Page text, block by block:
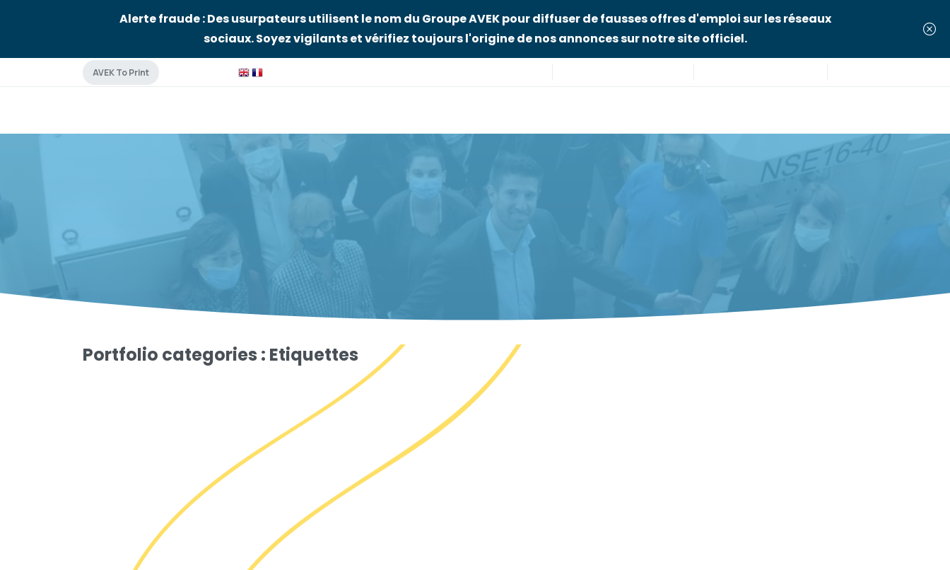
Alerte fraude : Des usurpateurs utilisent le nom du Groupe AVEK pour diffuser de fausses offres d'emploi sur les réseaux
sociaux. Soyez vigilants et vérifiez toujours l'origine de nos annonces sur notre site officiel.
AVEK To Print
Portfolio categories : Etiquettes